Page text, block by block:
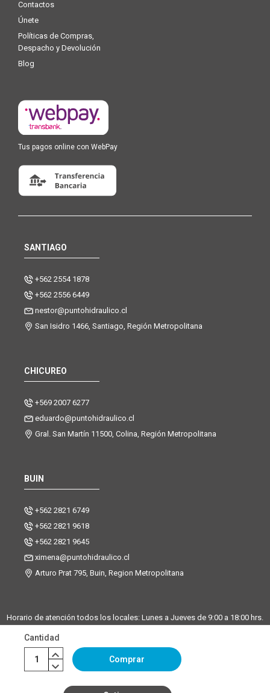
Cantidad
Comprar
Contactos
Únete
Políticas de Compras,
Despacho y Devolución
Blog
Tus pagos online con WebPay
SANTIAGO
+562 2554 1878
+562 2556 6449
nestor@puntohidraulico.cl
San Isidro 1466, Santiago, Región Metropolitana
CHICUREO
+569 2007 6277
eduardo@puntohidraulico.cl
Gral. San Martín 11500, Colina, Región Metropolitana
BUIN
+562 2821 6749
+562 2821 9618
+562 2821 9645
ximena@puntohidraulico.cl
Arturo Prat 795, Buin, Region Metropolitana
Horario de atención todos los locales: Lunes a Jueves de 9:00 a 18:00 hrs.
Desde octubre hasta febrero, trabajamos los sábados de 9:00 a 13:00
horas en la sucursal Buin. La sucursal de Santiago y Chicureo
permanecerá cerrada los sábados.